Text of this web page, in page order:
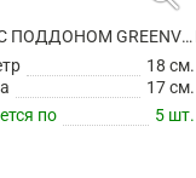
КАШПО С ПОДДОНОМ GREENVILLE ROUND LEAF GREEN
18 см.
17 см.
по
5 шт.